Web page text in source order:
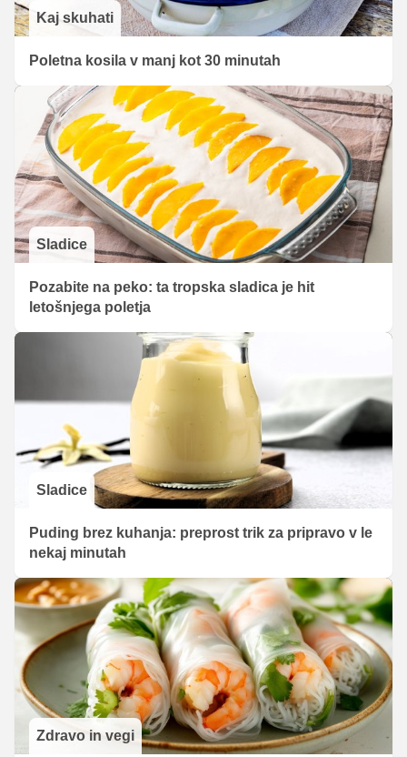
Kaj skuhati
Poletna kosila v manj kot 30 minutah
Sladice
Pozabite na peko: ta tropska sladica je hit
letošnjega poletja
Sladice
Puding brez kuhanja: preprost trik za pripravo v le
nekaj minutah
Zdravo in vegi